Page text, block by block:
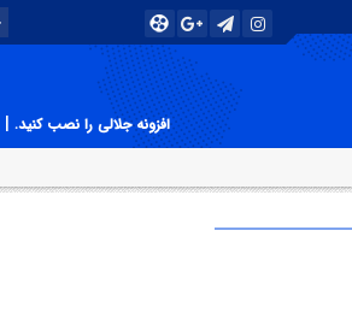
افزونه جلالی را نصب کنید. |